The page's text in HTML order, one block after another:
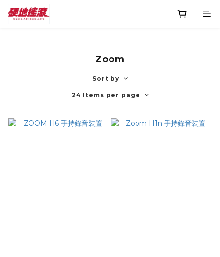
Zoom
Sort by
24 Items per page